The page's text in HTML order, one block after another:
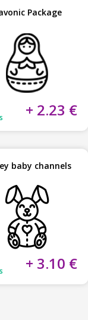
Package
+ 2.23 €
baby channels
+ 3.10 €